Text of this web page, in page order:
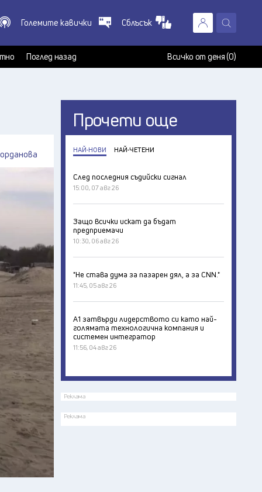
X
Големите кавички Сблъсък
Поглед назад Всичко от деня (0)
Прочети още
НАЙ-НОВИ НАЙ-ЧЕТЕНИ
След последния съдийски сигнал
15:00, 07 авг 26
Защо всички искат да бъдат
предприемачи
10:30, 06 авг 26
"Не става дума за пазарен дял, а за CNN."
11:45, 05 авг 26
А1 затвърди лидерството си като най-
голямата технологична компания и
системен интегратор
11:56, 04 авг 26
Реклама
Реклама